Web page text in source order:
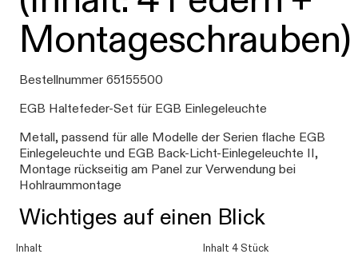
Montageschrauben)
Bestellnummer 65155500
EGB Haltefeder-Set für EGB Einlegeleuchte
Metall, passend für alle Modelle der Serien flache EGB
Einlegeleuchte und EGB Back-Licht-Einlegeleuchte II,
Montage rückseitig am Panel zur Verwendung bei
Hohlraummontage
Wichtiges auf einen Blick
Inhalt Inhalt 4 Stück